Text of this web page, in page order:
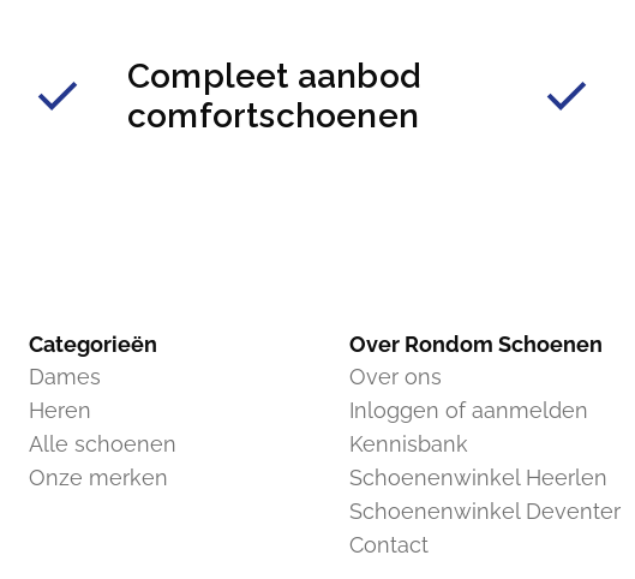
Compleet aanbod
comfortschoenen
Categorieën
Dames
Heren
Alle schoenen
Onze merken
Over Rondom Schoenen
Over ons
Inloggen of aanmelden
Kennisbank
Schoenenwinkel Heerlen
Schoenenwinkel Deventer
Contact